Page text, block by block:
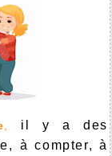
il y a des
à compter, à